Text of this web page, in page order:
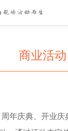
商业活动
年庆典、开业